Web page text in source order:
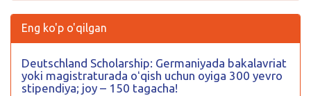
Eng ko'p o'qilgan
Deutschland Scholarship: Germaniyada bakalavriat
yoki magistraturada oʻqish uchun oyiga 300 yevro
stipendiya; joy – 150 tagacha!